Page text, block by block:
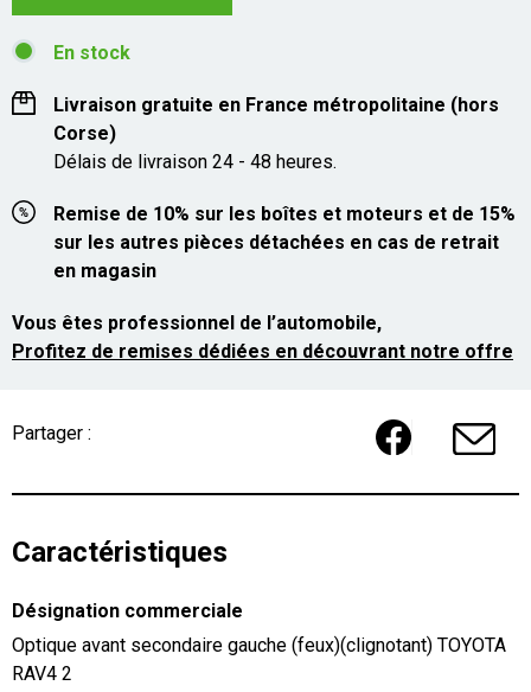
En stock
Livraison gratuite en France métropolitaine (hors
Corse)
Délais de livraison 24 - 48 heures.
Remise de 10% sur les boîtes et moteurs et de 15%
sur les autres pièces détachées en cas de retrait
en magasin
Vous êtes professionnel de l’automobile,
Profitez de remises dédiées en découvrant notre offre
Partager :
Caractéristiques
Désignation commerciale
Optique avant secondaire gauche (feux)(clignotant) TOYOTA
RAV4 2